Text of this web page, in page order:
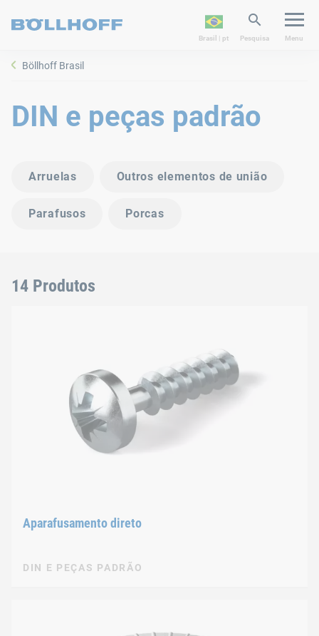
Brasil | pt Pesquisa Menu
Böllhoff Brasil
DIN e peças padrão
Arruelas Outros elementos de união
Parafusos Porcas
14 Produtos
Aparafusamento direto
DIN E PEÇAS PADRÃO